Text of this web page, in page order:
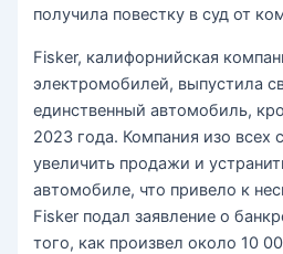
получила повестку в суд от
Fisker, калифорнийская
электромобилей, выпустила
единственный автомобиль,
2023 года. Компания изо всех
увеличить продажи и
автомобиле, что привело к
Fisker подал заявление о
того, как произвел около 10